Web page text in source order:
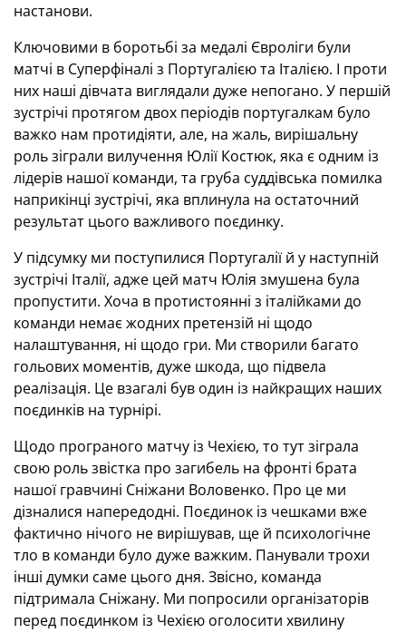
настанови.
Ключовими в боротьбі за медалі Євроліги були
матчі в Суперфіналі з Португалією та Італією. І проти
них наші дівчата виглядали дуже непогано. У першій
зустрічі протягом двох періодів португалкам було
важко нам протидіяти, але, на жаль, вирішальну
роль зіграли вилучення Юлії Костюк, яка є одним із
лідерів нашої команди, та груба суддівська помилка
наприкінці зустрічі, яка вплинула на остаточний
результат цього важливого поєдинку.
У підсумку ми поступилися Португалії й у наступній
зустрічі Італії, адже цей матч Юлія змушена була
пропустити. Хоча в протистоянні з італійками до
команди немає жодних претензій ні щодо
налаштування, ні щодо гри. Ми створили багато
гольових моментів, дуже шкода, що підвела
реалізація. Це взагалі був один із найкращих наших
поєдинків на турнірі.
Щодо програного матчу із Чехією, то тут зіграла
свою роль звістка про загибель на фронті брата
нашої гравчині Сніжани Воловенко. Про це ми
дізналися напередодні. Поєдинок із чешками вже
фактично нічого не вирішував, ще й психологічне
тло в команди було дуже важким. Панували трохи
інші думки саме цього дня. Звісно, команда
підтримала Сніжану. Ми попросили організаторів
перед поєдинком із Чехією оголосити хвилину